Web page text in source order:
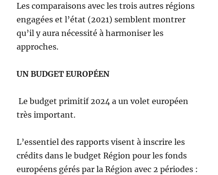
Les comparaisons avec les trois autres régions
engagées et l’état (2021) semblent montrer
qu’il y aura nécessité à harmoniser les
approches.
UN BUDGET EUROPÉEN
Le budget primitif 2024 a un volet européen
très important.
L’essentiel des rapports visent à inscrire les
crédits dans le budget Région pour les fonds
européens gérés par la Région avec 2 périodes :